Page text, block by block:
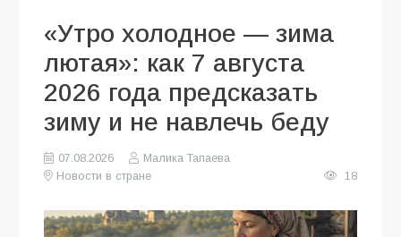
«Утро холодное — зима
лютая»: как 7 августа
2026 года предсказать
зиму и не навлечь беду
07.08.2026
Малика Тапаева
Новости в стране
18